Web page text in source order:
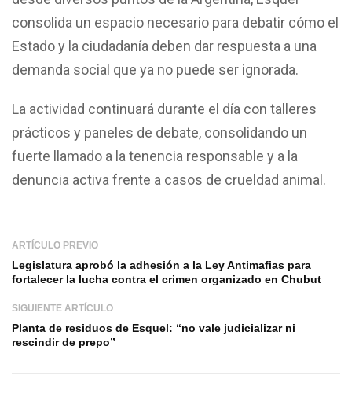
consolida un espacio necesario para debatir cómo el
Estado y la ciudadanía deben dar respuesta a una
demanda social que ya no puede ser ignorada.
La actividad continuará durante el día con talleres
prácticos y paneles de debate, consolidando un
fuerte llamado a la tenencia responsable y a la
denuncia activa frente a casos de crueldad animal.
ARTÍCULO PREVIO
Legislatura aprobó la adhesión a la Ley Antimafias para
fortalecer la lucha contra el crimen organizado en Chubut
SIGUIENTE ARTÍCULO
Planta de residuos de Esquel: “no vale judicializar ni
rescindir de prepo”